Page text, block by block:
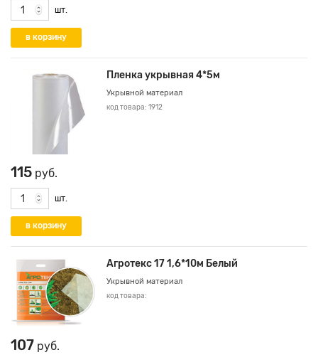
шт.
Пленка укрывная 4*5м
Укрывной материал
код товара: 1912
115 руб.
шт.
Агротекс 17 1,6*10м Белый
Укрывной материал
код товара:
107 руб.